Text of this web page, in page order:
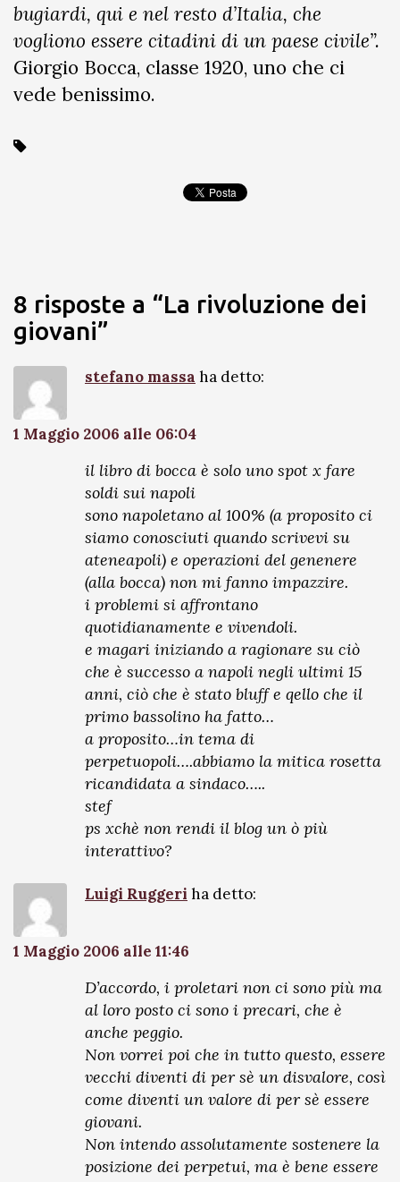
bugiardi, qui e nel resto d’Italia, che
vogliono essere citadini di un paese civile”.
Giorgio Bocca, classe 1920, uno che ci
vede benissimo.
8 risposte a “La rivoluzione dei
giovani”
stefano massa ha detto:
1 Maggio 2006 alle 06:04
il libro di bocca è solo uno spot x fare
soldi sui napoli
sono napoletano al 100% (a proposito ci
siamo conosciuti quando scrivevi su
ateneapoli) e operazioni del genenere
(alla bocca) non mi fanno impazzire.
i problemi si affrontano
quotidianamente e vivendoli.
e magari iniziando a ragionare su ciò
che è successo a napoli negli ultimi 15
anni, ciò che è stato bluff e qello che il
primo bassolino ha fatto…
a proposito…in tema di
perpetuopoli….abbiamo la mitica rosetta
ricandidata a sindaco…..
stef
ps xchè non rendi il blog un ò più
interattivo?
Luigi Ruggeri ha detto:
1 Maggio 2006 alle 11:46
D’accordo, i proletari non ci sono più ma
al loro posto ci sono i precari, che è
anche peggio.
Non vorrei poi che in tutto questo, essere
vecchi diventi di per sè un disvalore, così
come diventi un valore di per sè essere
giovani.
Non intendo assolutamente sostenere la
posizione dei perpetui, ma è bene essere